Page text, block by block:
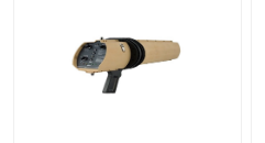
Анти- система трутня